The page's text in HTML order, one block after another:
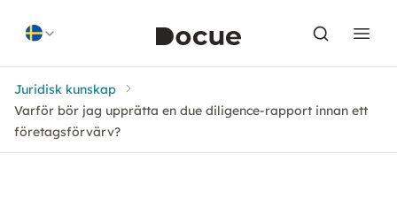
Juridisk kunskap
Varför bör jag upprätta en due diligence-rapport innan ett
företagsförvärv?